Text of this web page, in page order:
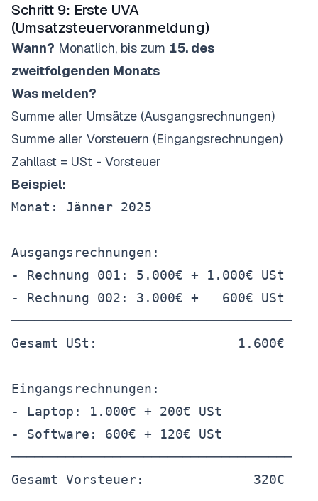
Schritt 9: Erste UVA
(Umsatzsteuervoranmeldung)
Wann? Monatlich, bis zum 15. des
zweitfolgenden Monats
Was melden?
Summe aller Umsätze (Ausgangsrechnungen)
Summe aller Vorsteuern (Eingangsrechnungen)
Zahllast = USt - Vorsteuer
Beispiel:
Monat: Jänner 2025
Ausgangsrechnungen:
- Rechnung 001: 5.000€ + 1.000€ USt
- Rechnung 002: 3.000€ +   600€ USt
────────────────────────────────────
Gesamt USt:                  1.600€
Eingangsrechnungen:
- Laptop: 1.000€ + 200€ USt
- Software: 600€ + 120€ USt
────────────────────────────────────
Gesamt Vorsteuer:              320€